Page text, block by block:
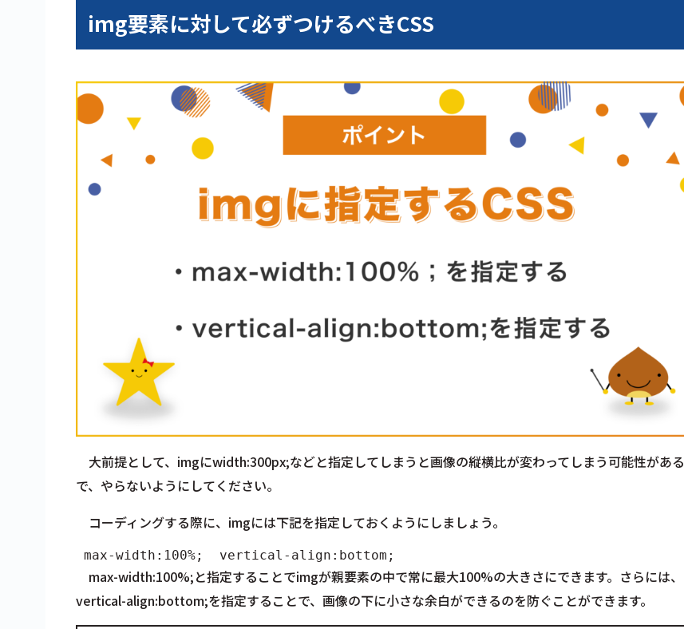
img要素に対して必ずつけるべきCSS
大前提として、imgにwidth:300px;などと指定してしまうと画像の縦横比が変わってしまう可能性がある
で、やらないようにしてください。
コーディングする際に、imgには下記を指定しておくようにしましょう。
max-width:100%;  vertical-align:bottom;
max-width:100%;と指定することでimgが親要素の中で常に最大100%の大きさにできます。さらには、
vertical-align:bottom;を指定することで、画像の下に小さな余白ができるのを防ぐことができます。